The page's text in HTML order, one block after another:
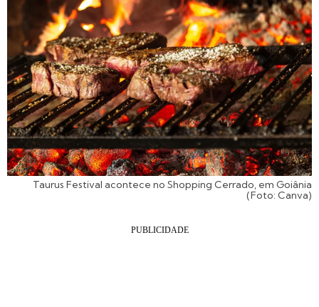
Taurus Festival acontece no Shopping Cerrado, em Goiânia
(Foto: Canva)